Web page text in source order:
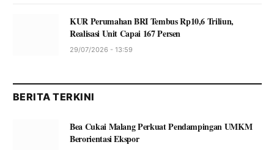
KUR Perumahan BRI Tembus Rp10,6 Triliun,
Realisasi Unit Capai 167 Persen
29/07/2026 - 13:59
BERITA TERKINI
Bea Cukai Malang Perkuat Pendampingan UMKM
Berorientasi Ekspor